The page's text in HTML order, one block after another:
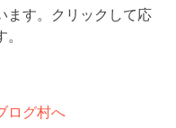
ます。クリックして応